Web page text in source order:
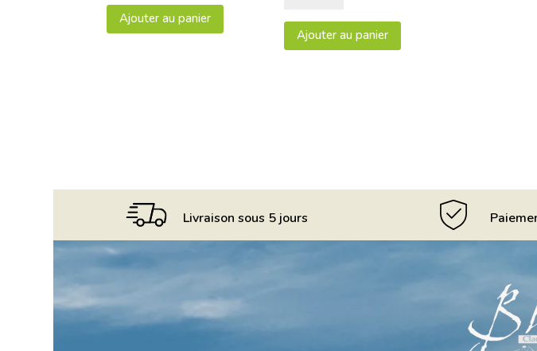
NoirAjouter au panier
NoirAjouter au panier
Livraison sous 5 jours